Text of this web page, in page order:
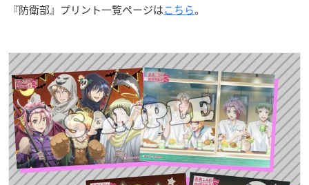
『防衛部』プリント一覧ページはこちら。